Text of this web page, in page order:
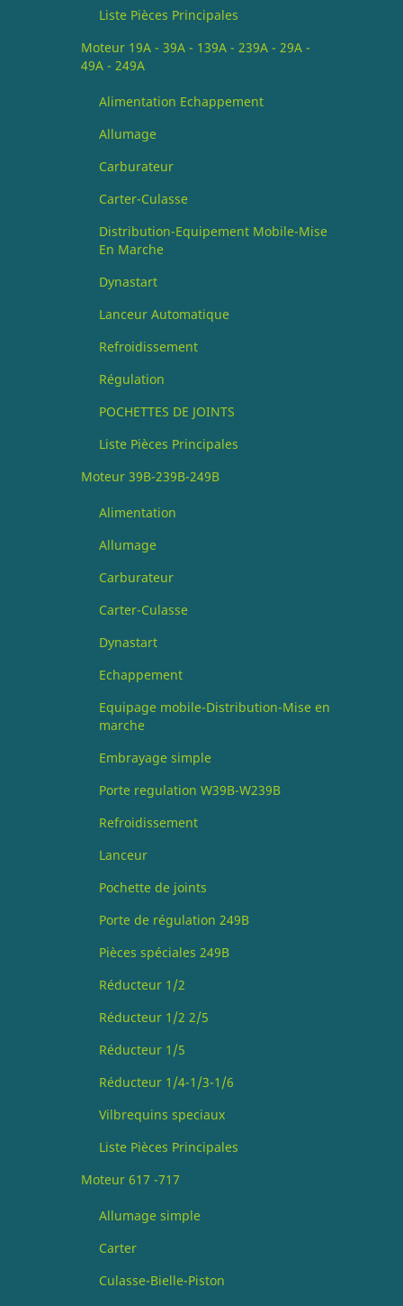
Liste Pièces Principales
Moteur 19A - 39A - 139A - 239A - 29A -
49A - 249A
Alimentation Echappement
Allumage
Carburateur
Carter-Culasse
Distribution-Equipement Mobile-Mise
En Marche
Dynastart
Lanceur Automatique
Refroidissement
Régulation
POCHETTES DE JOINTS
Liste Pièces Principales
Moteur 39B-239B-249B
Alimentation
Allumage
Carburateur
Carter-Culasse
Dynastart
Echappement
Equipage mobile-Distribution-Mise en
marche
Embrayage simple
Porte regulation W39B-W239B
Refroidissement
Lanceur
Pochette de joints
Porte de régulation 249B
Pièces spéciales 249B
Réducteur 1/2
Réducteur 1/2 2/5
Réducteur 1/5
Réducteur 1/4-1/3-1/6
Vilbrequins speciaux
Liste Pièces Principales
Moteur 617 -717
Allumage simple
Carter
Culasse-Bielle-Piston